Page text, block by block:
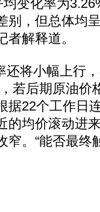
变化率为
别，但总体均
解释道。
将小幅上行，
若后期原油价
据22个工作日
的均价滚动进
窄。“能否最终